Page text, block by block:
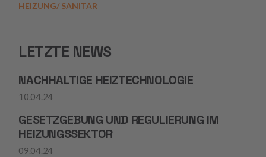
HEIZUNG/ SANITÄR
LETZTE NEWS
NACHHALTIGE HEIZTECHNOLOGIE
10.04.24
GESETZGEBUNG UND REGULIERUNG IM
HEIZUNGSSEKTOR
09.04.24